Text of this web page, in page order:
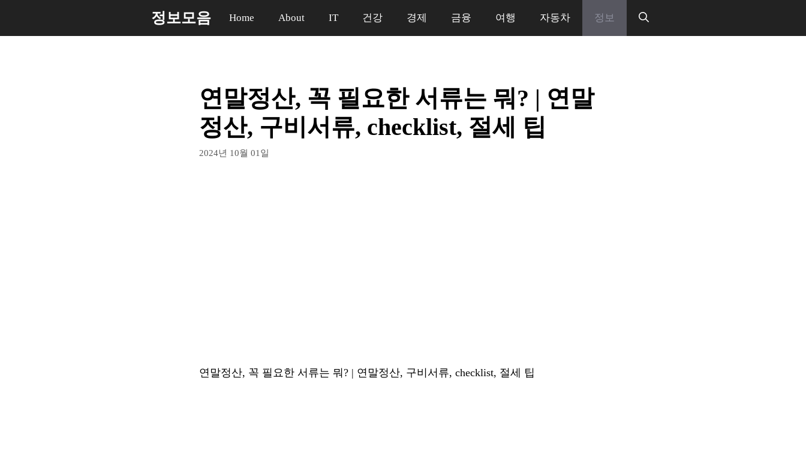
정보모음 Home About IT 건강 경제 금융 여행 자동차 정보
연말정산, 꼭 필요한 서류는 뭐? | 연말
정산, 구비서류, checklist, 절세 팁
2024년 10월 01일
연말정산, 꼭 필요한 서류는 뭐? | 연말정산, 구비서류, checklist, 절세 팁